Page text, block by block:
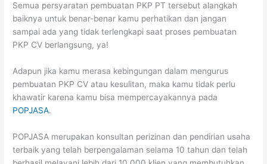
Semua persyaratan pembuatan PKP PT tersebut alangkah
baiknya untuk benar-benar kamu perhatikan dan jangan
sampai ada yang tidak terlengkapi saat proses pembuatan
PKP CV berlangsung, ya!
Adapun jika kamu merasa kebingungan dalam mengurus
pembuatan PKP CV atau kesulitan, maka kamu tidak perlu
khawatir karena kamu bisa mempercayakannya pada
POPJASA.
POPJASA merupakan konsultan perizinan dan pendirian usaha
terbaik yang telah berpengalaman selama 10 tahun dan telah